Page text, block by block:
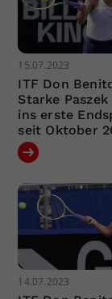
15.07.2023
ITF Don
Starke
ins erste
seit Oktober
14.07.2023